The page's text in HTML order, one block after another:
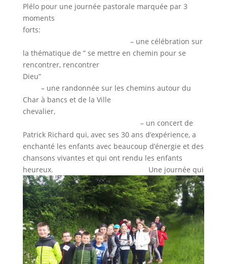
Plélo pour une journée pastorale marquée par 3
moments
forts:
– une célébration sur
la thématique de ” se mettre en chemin pour se
rencontrer, rencontrer
Dieu”
– une randonnée sur les chemins autour du
Char à bancs et de la Ville
chevalier,
– un concert de
Patrick Richard qui, avec ses 30 ans d’expérience, a
enchanté les enfants avec beaucoup d’énergie et des
chansons vivantes et qui ont rendu les enfants
heureux. Une journée qui